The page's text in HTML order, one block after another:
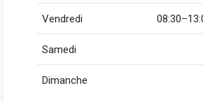
Vendredi
Samedi
Dimanche